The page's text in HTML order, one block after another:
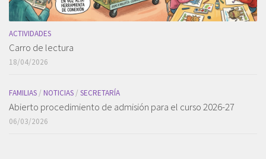
ACTIVIDADES
Carro de lectura
18/04/2026
FAMILIAS / NOTICIAS / SECRETARÍA
Abierto procedimiento de admisión para el curso 2026-27
06/03/2026